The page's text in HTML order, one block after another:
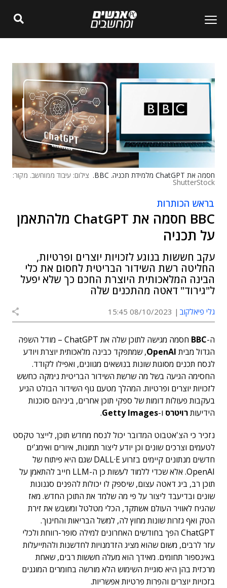
חסמה את ChatGPT מלמידת תכניה. BBC. צילום: עיבוד ממוחשב. מקור:
ShutterStock
בראש הכותרות
BBC חסמה את ChatGPT מלהתאמן
על תכניה
עקב חששות בנוגע לזכויות יוצרים ופרטיות,
החליטה רשת השידור הבריטית לחסום את כלי
הבינה המלאכותית היוצרת החכם כך שלא יפעל
ל"גירוד" דאטה מהתכנים שלה
גלי פיאלקוב 08/10/2023 15:45
ה-BBC
חסמה מגישה לתוכן שלה את ChatGPT – מודל השפה
הגדול מבית OpenAI, שמתפקד כבינה מלאכותית יוצרת ויודע
לנסח תכנים מסוגות שונות בנושאים מגוונים, ואפילו לקודד.
החסימה הגיעה בשל מה שרשת השידור הבריטית נימקה כחשש
לזכויות יוצרים ופרטיות. המהלך מטעם גוף השידור הבולט הגיע
בעקבות פעולות דומות של ספקי תוכן אחרים, ביניהם סוכנות
הידיעותרויטרס ו- GettyImages
.
נזכיר כי הצ'אטבוט המדובר יכול לנסח מחדש תוכן, לייצר טקסט
לטעמים וצרכים שונים וכן יודע ליצור תמונות, איורים ואימג'ים
חדשים מנתונים קיימים בזרועDALL·Eשגם היא פיתוח של
OpenAI. אלא שכדי ללמוד לעשות כן ה-LLM חייב להתאמן על
תוכן רב, ביג דאטה עצום, שיספק לו יכולות להפנים סגנונות
שונים ובדיעבד ליצור על פי מה שלמד את התוכן החדש. מאז
שהגיח לאוויר העולם אשתקד, הכלי מטלטל ומשבש את זירת
הטק ואף גזרות שונות מחוץ לה, למשל הבריאות והחינוך.
ChatGPT הפך בחודשים האחרונים למילה סופר-רווחת ולכלי
עזר לרבים, משום שהוא מציג הזדמנויות לחדשנות ולהתייעלות
באינספור תחומים. מאידך הוא מעלה חששות רבים, שאחת
מרכזית בהן היא סוגיית השימוש הלא מורשה בחומרים המוגנים
בזכויות יוצרים והפרות פרטיות אפשריות.